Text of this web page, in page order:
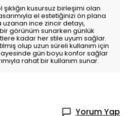
kusursuz birleşimi olan
el estetiğinizi ön plana
uzanan ince zincir detayı,
görünüm sunarken günlük
kadar her stile uyum sağlar.
olup uzun süreli kullanım için
sayesinde gün boyu konfor sağlar
rahat bir kullanım sunar.
Yorum Yap